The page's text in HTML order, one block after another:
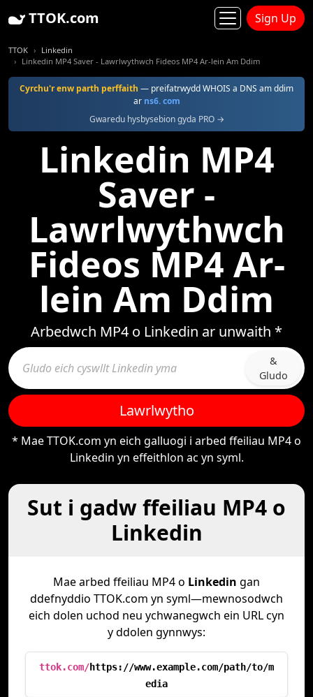
TTOK.com Sign Up
TTOK
Linkedin
Linkedin MP4 Saver - Lawrlwythwch Fideos MP4 Ar-lein Am Ddim
Cyrchu'r enw parth perffaith — preifatrwydd WHOIS a DNS am ddim
ar ns6. com
Gwaredu hysbysebion gyda PRO →
Linkedin MP4
Saver -
Lawrlwythwch
Fideos MP4 Ar-
lein Am Ddim
Arbedwch MP4 o Linkedin ar unwaith *
&
Gludo
Lawrlwytho
* Mae TTOK.com yn eich galluogi i arbed ffeiliau MP4 o
Linkedin yn effeithlon ac yn syml.
Sut i gadw ffeiliau MP4 o
Linkedin
Mae arbed ffeiliau MP4 o Linkedin gan
ddefnyddio TTOK.com yn syml—mewnosodwch
eich dolen uchod neu ychwanegwch ein URL cyn
y ddolen gynnwys:
ttok.com/https://www.example.com/path/to/m
edia